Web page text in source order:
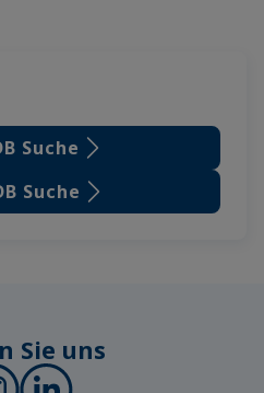
Suche
Suche
Sie uns